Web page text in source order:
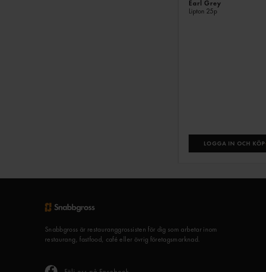
Earl Grey
Lipton 25p
LOGGA IN OCH KÖP
Snabbgross är restauranggrossisten för dig som arbetar inom
restaurang, fastfood, café eller övrig företagsmarknad.